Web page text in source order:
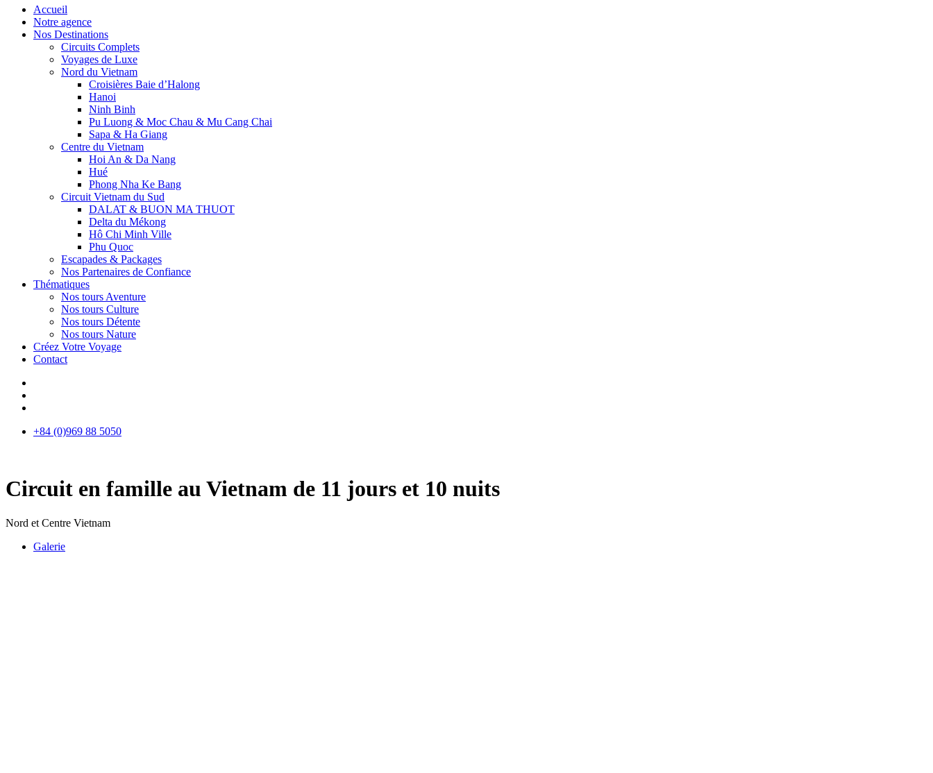
Accueil
Notre agence
Nos Destinations
Circuits Complets
Voyages de Luxe
Nord du Vietnam
Croisières Baie d’Halong
Hanoi
Ninh Binh
Pu Luong & Moc Chau & Mu Cang Chai
Sapa & Ha Giang
Centre du Vietnam
Hoi An & Da Nang
Hué
Phong Nha Ke Bang
Circuit Vietnam du Sud
DALAT & BUON MA THUOT
Delta du Mékong
Hô Chi Minh Ville
Phu Quoc
Escapades & Packages
Nos Partenaires de Confiance
Thématiques
Nos tours Aventure
Nos tours Culture
Nos tours Détente
Nos tours Nature
Créez Votre Voyage
Contact
+84 (0)969 88 5050
Circuit en famille au Vietnam de 11 jours et 10 nuits
Nord et Centre Vietnam
Galerie